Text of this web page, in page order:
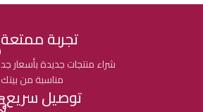
تجربة ممتعة
شراء منتجات جديدة بأسعار جد
مناسبة من بيتك
توصيل سريع